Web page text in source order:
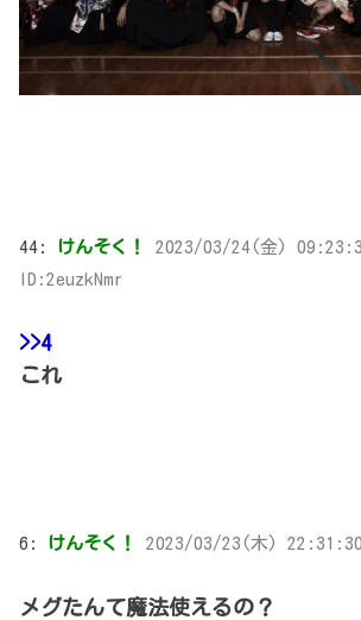
44: けんそく！
2023/03/24(金)
ID:2euzkNmr
>>4
これ
6: けんそく！ 2023/03/23(木)
メグたんて魔法使えるの？